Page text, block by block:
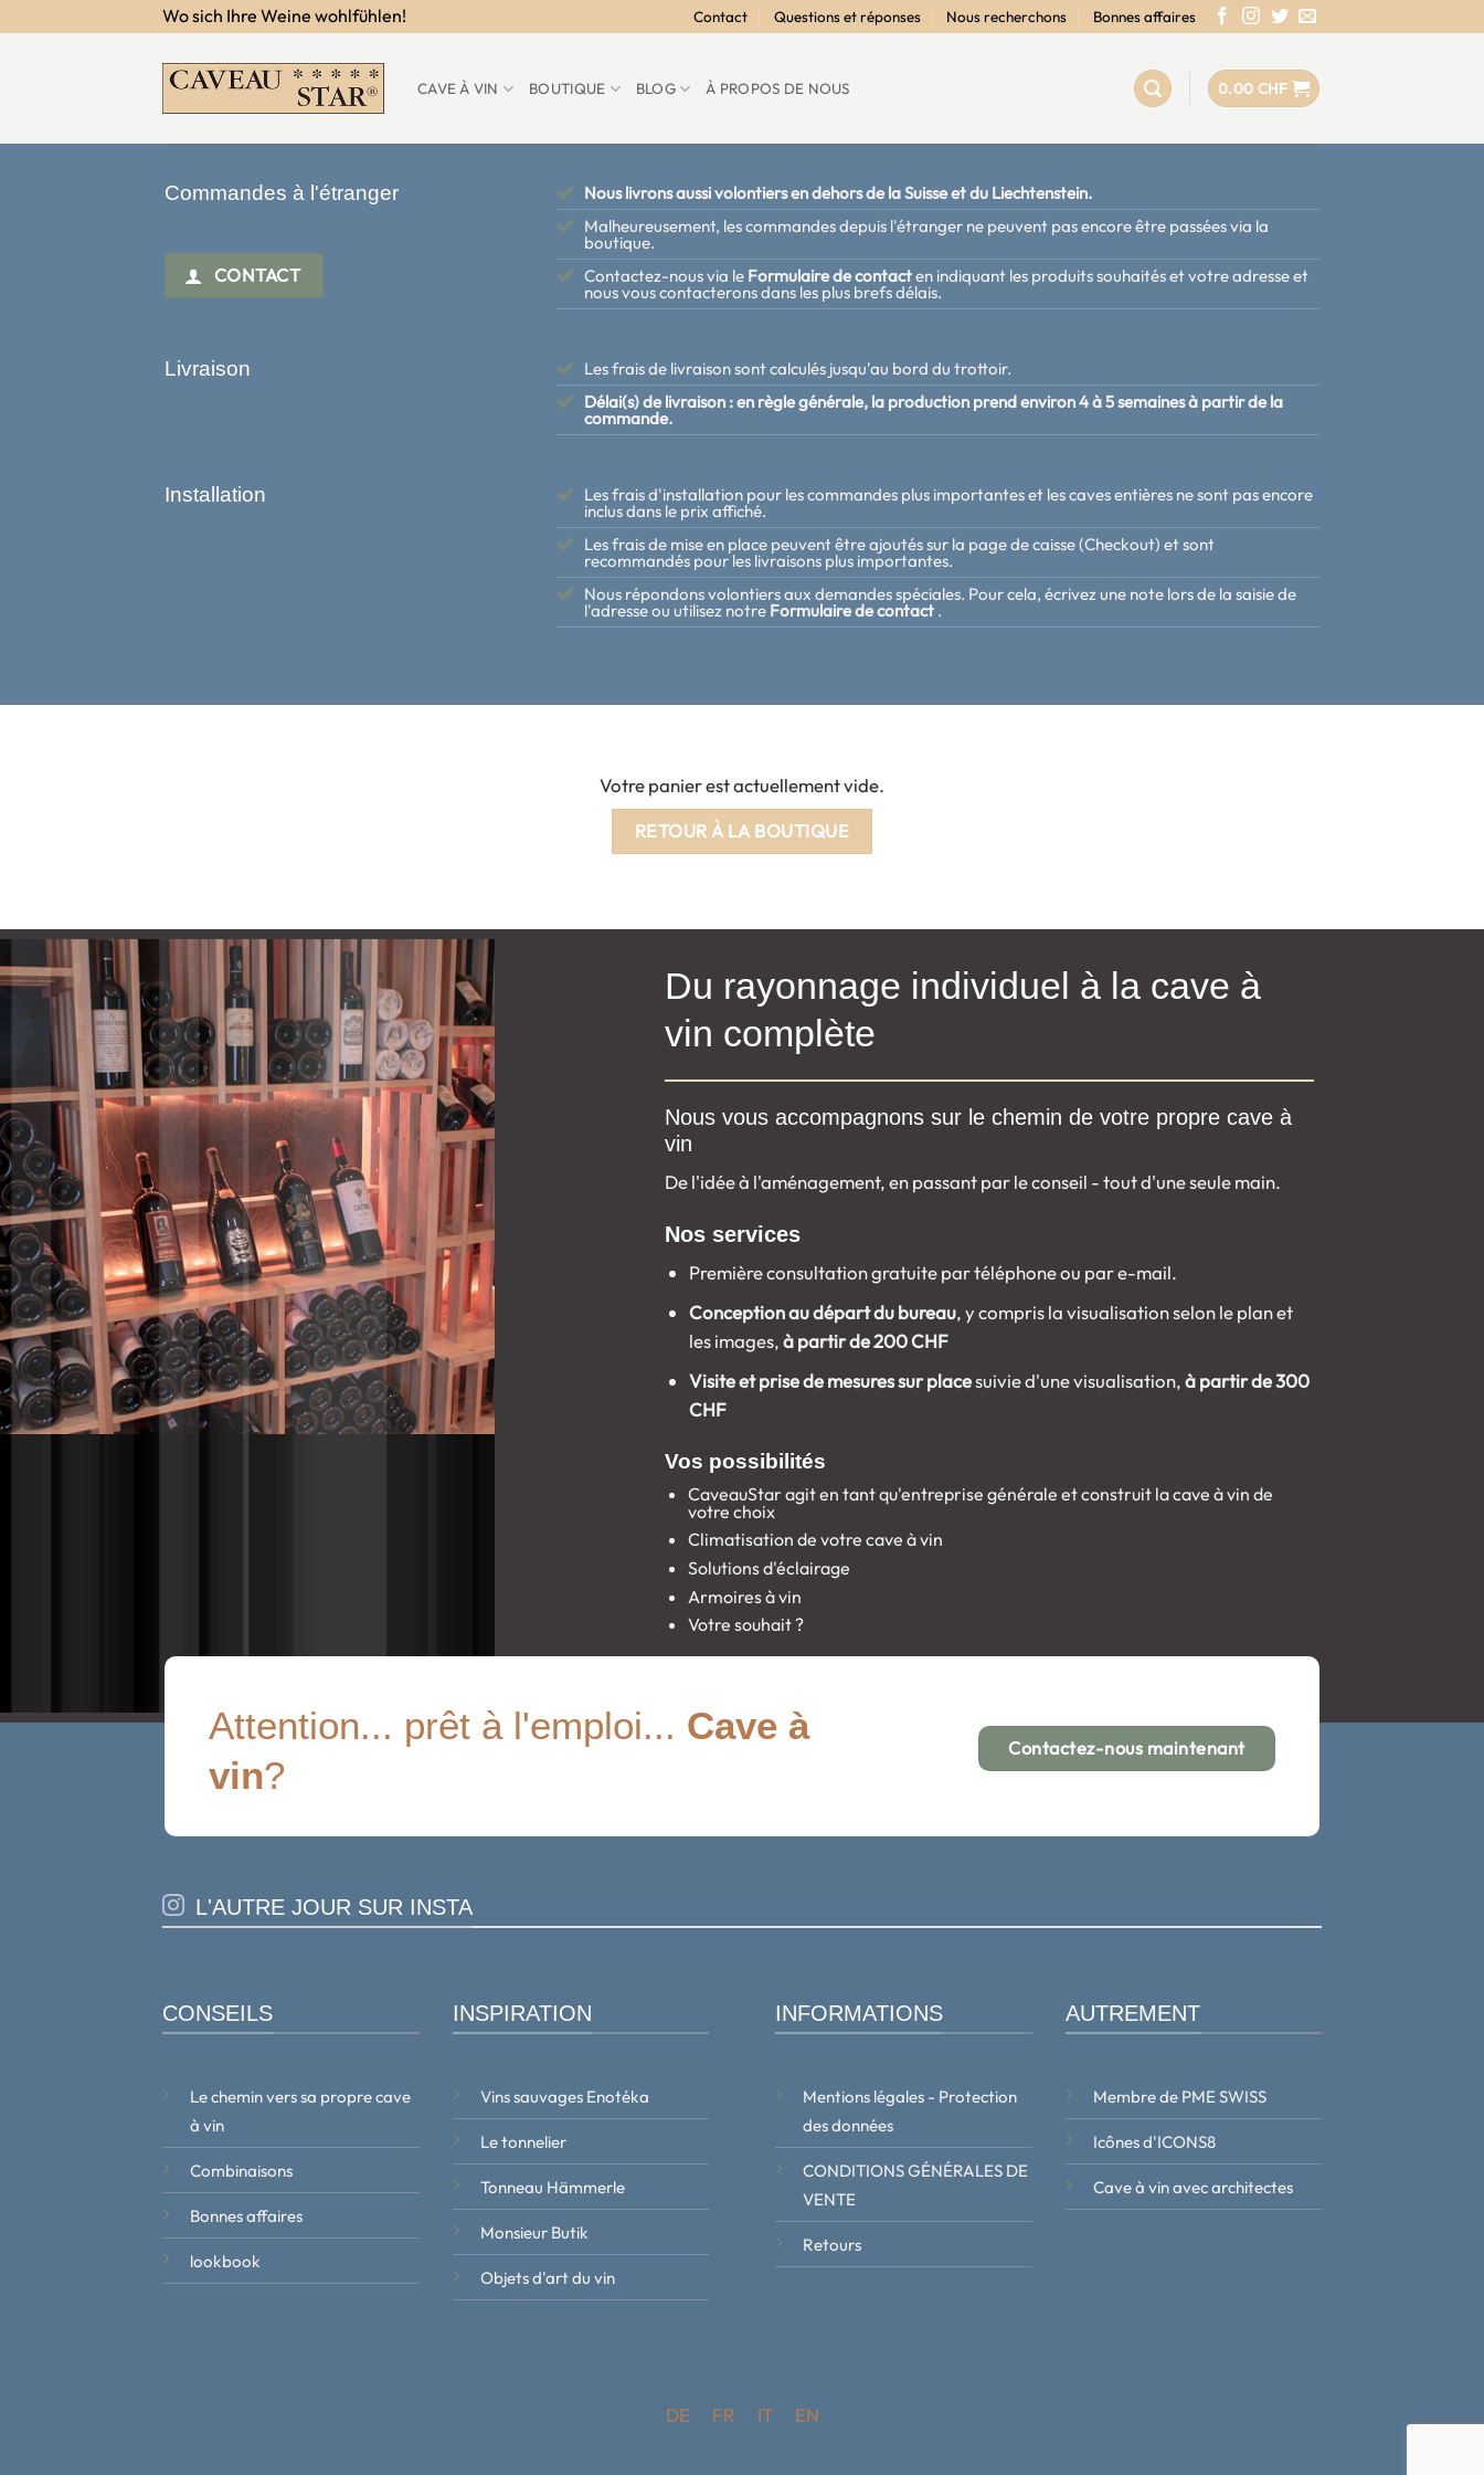
Wo sich Ihre Weine wohlfühlen! Contact Questions et réponses Nous recherchons Bonnes affaires
CAVE À VIN BOUTIQUE BLOG À PROPOS DE NOUS 0.00 CHF
Commandes à l'étranger
CONTACT
Nous livrons aussi volontiers en dehors de la Suisse et du Liechtenstein.
Malheureusement, les commandes depuis l'étranger ne peuvent pas encore être passées via la
boutique.
Contactez-nous via le Formulaire de contacten indiquant les produits souhaités et votre adresse et
nous vous contacterons dans les plus brefs délais.
Livraison
Les frais de livraison sont calculés jusqu'au bord du trottoir.
Délai(s) de livraison : en règle générale, la production prend environ 4 à 5 semaines à partir de la
commande.
Installation Les frais d'installation pour les commandes plus importantes et les caves entières ne sont pas encore
inclus dans le prix affiché.
Les frais de mise en place peuvent être ajoutés sur la page de caisse (Checkout) et sont
recommandés pour les livraisons plus importantes.
Nous répondons volontiers aux demandes spéciales. Pour cela, écrivez une note lors de la saisie de
l'adresse ou utilisez notre Formulaire de contact .
Votre panier est actuellement vide.
RETOUR À LA BOUTIQUE
Du rayonnage individuel à la cave à
vin complète
Nous vous accompagnons sur le chemin de votre propre cave à
vin
De l'idée à l'aménagement, en passant par le conseil - tout d'une seule main.
Nos services
Première consultation gratuite par téléphone ou par e-mail.
Conception au départ du bureau, y compris la visualisation selon le plan et
les images,à partir de 200 CHF
Visite et prise de mesures sur placesuivie d'une visualisation,à partir de 300
CHF
Vos possibilités
CaveauStar agit en tant qu'entreprise générale et construit la cave à vin de
votre choix
Climatisation de votre cave à vin
Solutions d'éclairage
Armoires à vin
Votre souhait ?
Attention... prêt à l'emploi... Cave à
vin?
Contactez-nous maintenant
L'AUTRE JOUR SUR INSTA
CONSEILS
Le chemin vers sa propre cave
à vin
Combinaisons
Bonnes affaires
lookbook
INSPIRATION
Vins sauvages Enotéka
Le tonnelier
Tonneau Hämmerle
Monsieur Butik
Objets d'art du vin
INFORMATIONS
Mentions légales - Protection
des données
CONDITIONS GÉNÉRALES DE
VENTE
Retours
AUTREMENT
Membre de PME SWISS
Icônes d'ICONS8
Cave à vin avec architectes
DE FR IT EN